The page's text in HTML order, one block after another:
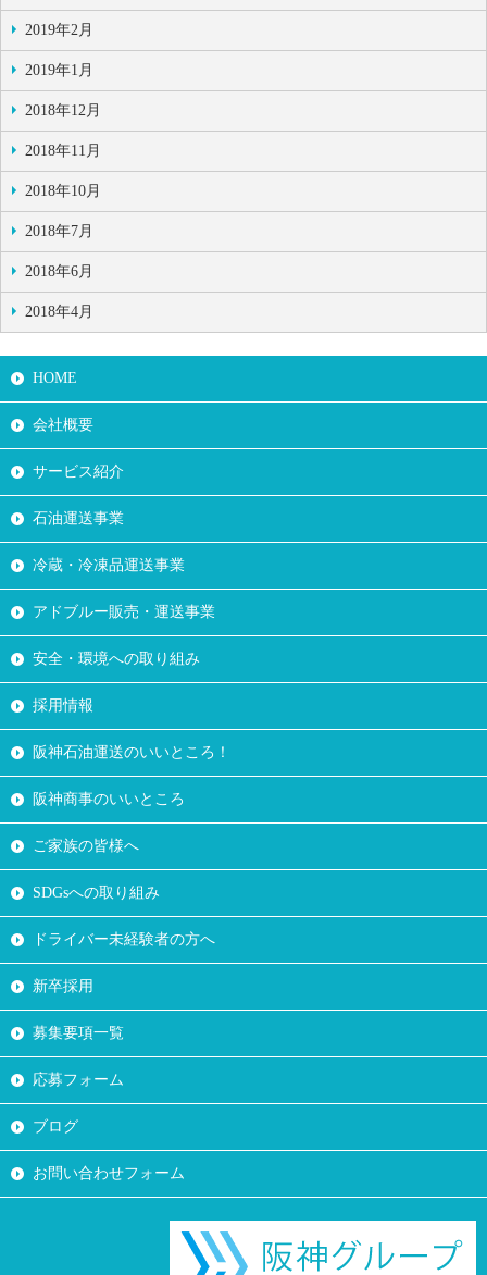
2019年2月
2019年1月
2018年12月
2018年11月
2018年10月
2018年7月
2018年6月
2018年4月
HOME
会社概要
サービス紹介
石油運送事業
冷蔵・冷凍品運送事業
アドブルー販売・運送事業
安全・環境への取り組み
採用情報
阪神石油運送のいいところ！
阪神商事のいいところ
ご家族の皆様へ
SDGsへの取り組み
ドライバー未経験者の方へ
新卒採用
募集要項一覧
応募フォーム
ブログ
お問い合わせフォーム